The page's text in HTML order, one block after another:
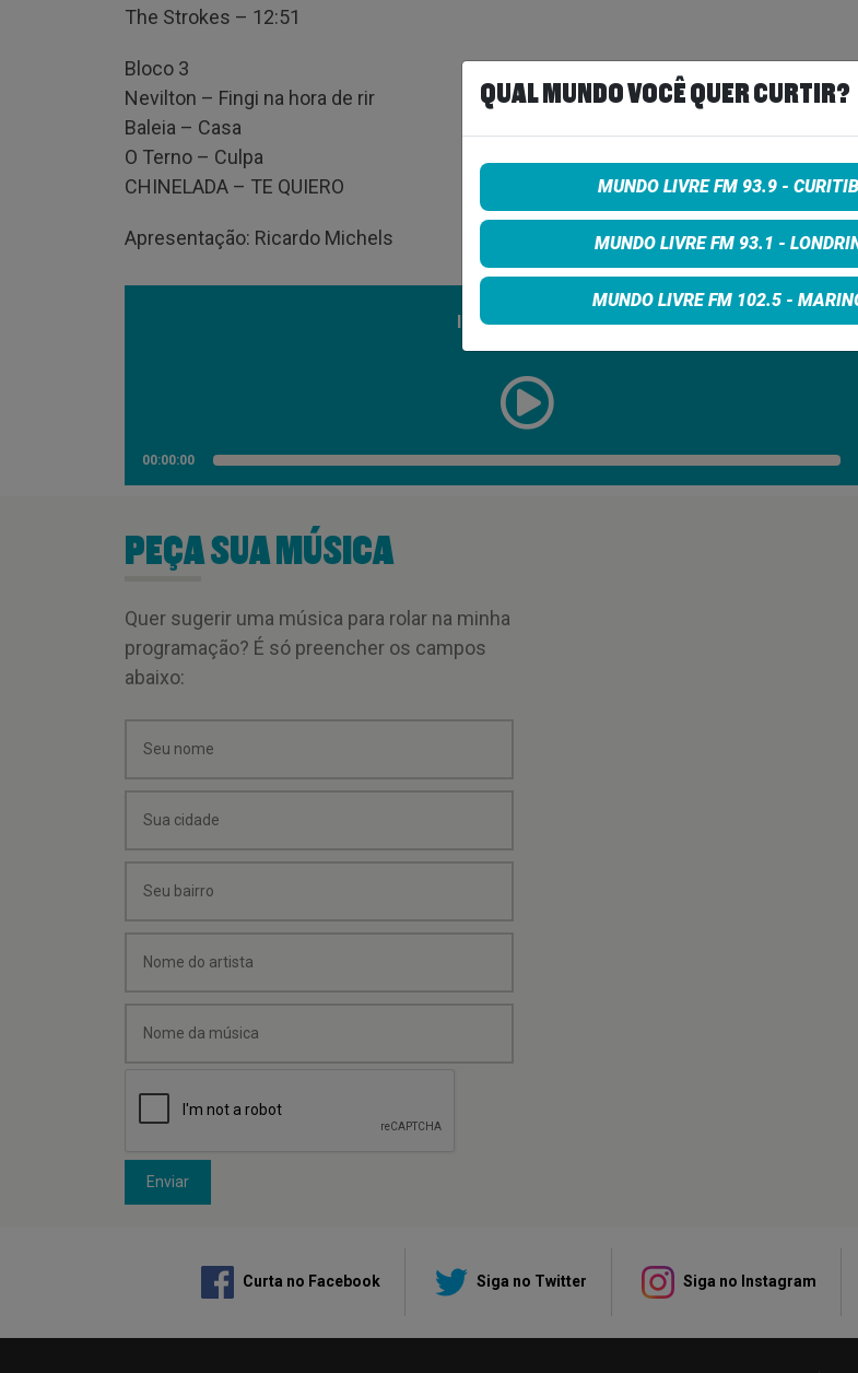
The Strokes – 12:51
Bloco 3
Nevilton – Fingi na hora de rir
Baleia – Casa
O Terno – Culpa
CHINELADA – TE QUIERO
Apresentação: Ricardo Michels
Indie Storm #190
00:00:00
PEÇA SUA MÚSICA
Quer sugerir uma música para rolar na minha
programação? É só preencher os campos
abaixo:
Enviar
Curta no Facebook Siga no Twitter Siga no Instagram
QUAL MUNDO VOCÊ QUER CURTIR?
MUNDO LIVRE FM 93.9 -
MUNDO LIVRE FM 93.1 -
MUNDO LIVRE FM 102.5 -